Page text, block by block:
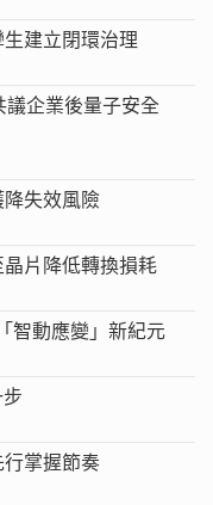
建立閉環治理
企業後量子安全
失效風險
片降低轉換損耗
智動應變」新紀元
掌握節奏